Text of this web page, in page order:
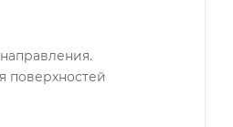
поверхностей